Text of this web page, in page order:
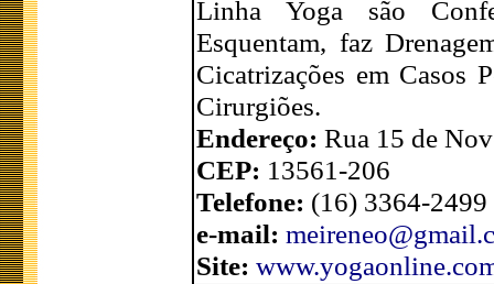
Linha Yoga são
Esquentam, faz
Cicatrizações em Casos
Cirurgiões.
Endereço: Rua 15 de
CEP: 13561-206
Telefone: (16) 3364-
e-mail:
Site: